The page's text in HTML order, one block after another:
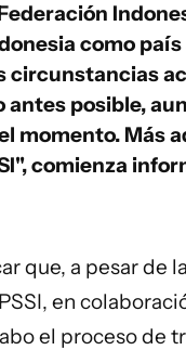
como
circunstancias
posible,
momento. Más
comienza
que, a pesar de
en
el proceso de